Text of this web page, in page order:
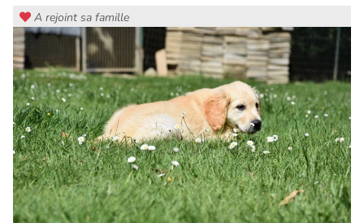
A rejoint sa famille